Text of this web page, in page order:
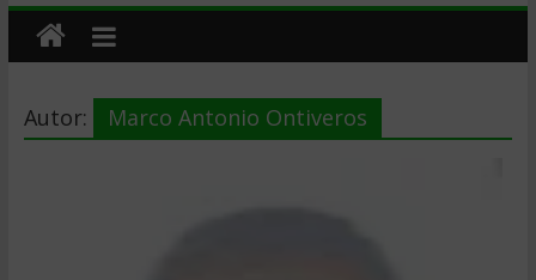
Autor: Marco Antonio Ontiveros